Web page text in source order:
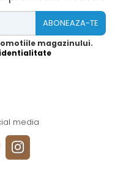
magazinului.
media